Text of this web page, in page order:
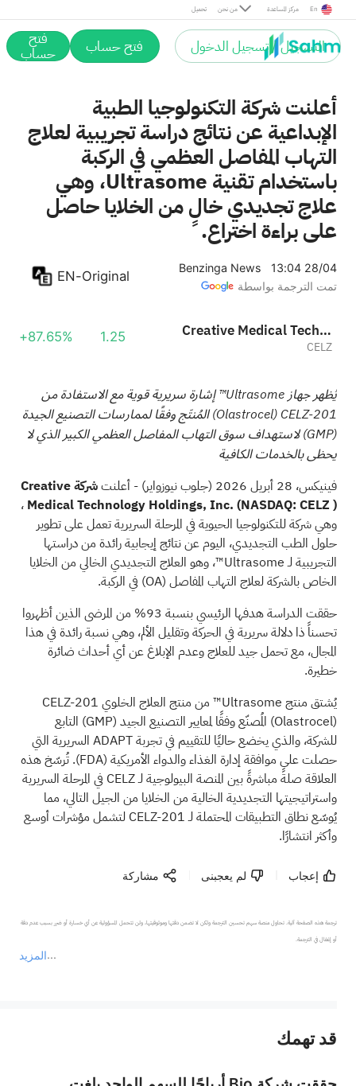
تحميل من نحن مركز المساعدة En
التسجيل / تسجيل الدخول فتح حساب فتح
حساب
أعلنت شركة التكنولوجيا الطبية
الإبداعية عن نتائج دراسة تجريبية لعلاج
التهاب المفاصل العظمي في الركبة
باستخدام تقنية Ultrasome، وهي
علاج تجديدي خالٍ من الخلايا حاصل
على براءة اختراع.
Benzinga News
13:04 28/04
تمت الترجمة بواسطة
EN-Original
Creative Medical Technology Holdings, Inc.
CELZ
1.25
+87.65%
يُظهر جهاز Ultrasome™ إشارة سريرية قوية مع الاستفادة من
CELZ-201
(Olastrocel)المُنتَج وفقًا لممارسات التصنيع الجيدة
(GMP) لاستهداف سوق التهاب المفاصل العظمي الكبير الذي لا
يحظى بالخدمات الكافية
فينيكس، 28 أبريل 2026 (جلوب نيوزواير) - أعلنت
شركة Creative
Medical Technology Holdings, Inc. (NASDAQ: CELZ )
،
وهي شركة للتكنولوجيا الحيوية في المرحلة السريرية تعمل على تطوير
حلول الطب التجديدي، اليوم عن نتائج إيجابية رائدة من دراستها
التجريبية لـ Ultrasome™، وهو العلاج التجديدي الخالي من الخلايا
الخاص بالشركة لعلاج التهاب المفاصل (OA) في الركبة.
حققت الدراسة هدفها الرئيسي بنسبة 93% من المرضى الذين أظهروا
تحسناً ذا دلالة سريرية في الحركة وتقليل الألم، وهي نسبة رائدة في هذا
المجال، مع تحمل جيد للعلاج وعدم الإبلاغ عن أي أحداث ضائرة
خطيرة.
يُشتق منتج Ultrasome™ من منتج العلاج الخلوي CELZ-201
(Olastrocel) المُصنّع وفقًا لمعايير التصنيع الجيد (GMP) التابع
للشركة، والذي يخضع حاليًا للتقييم في تجربة ADAPT السريرية التي
حصلت على موافقة إدارة الغذاء والدواء الأمريكية (FDA). تُرسّخ هذه
العلاقة صلةً مباشرةً بين المنصة البيولوجية لـ CELZ في المرحلة السريرية
واستراتيجيتها التجديدية الخالية من الخلايا من الجيل التالي، مما
يُوسّع نطاق التطبيقات المحتملة لـ CELZ-201 لتشمل مؤشرات أوسع
وأكثر انتشارًا.
إعجاب لم يعجبنى مشاركة
المزيد
ترجمة هذه الصفحة آلية. تحاول منصة سهم تحسين الترجمة ولكن لا تضمن دقتها وموثوقيتها، ولن تتحمل المسؤولية عن أي خسارة أو ضرر بسبب عدم دقة
أو إغفال في الترجمة.
عند الضرورة، يرجى استشارة مستشار استثمار محترف. لا تقدم منصة سهم أي مشورة استثمارية، ولا تقدم أي التزامات أو ضمانات.
قد تهمك